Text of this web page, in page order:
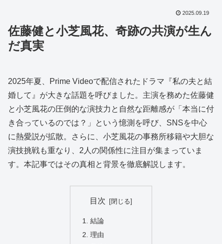
2025.09.19
佐藤健と小芝風花、奇跡の共演が生ん
だ真実
2025年夏、Prime Videoで配信されたドラマ『私の夫と結
婚して』が大きな話題を呼びました。主演を務めた佐藤健
と小芝風花の圧倒的な演技力と自然な距離感が「本当に付
き合っているのでは？」という憶測を呼び、SNSを中心
に熱愛説が拡散。さらに、小芝風花の事務所移籍や大胆な
演技挑戦も重なり、2人の関係性に注目が集まっていま
す。本記事ではその真相と背景を徹底解説します。
目次
結論
理由